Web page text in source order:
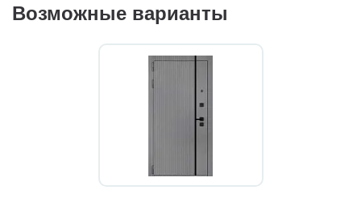
Возможные варианты